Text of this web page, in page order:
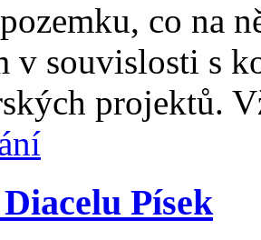
co na
v souvislosti s
projektů.
Písek